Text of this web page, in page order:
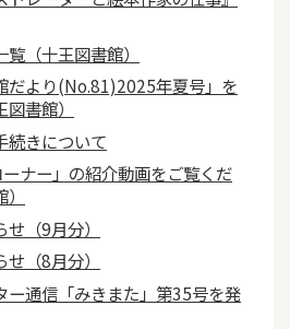
（十王図書館）
だより(No.81)2025年夏号」を
書館）
続きについて
ーナー」の紹介動画をご覧くだ
（9月分）
（8月分）
ー通信「みきまた」第35号を発